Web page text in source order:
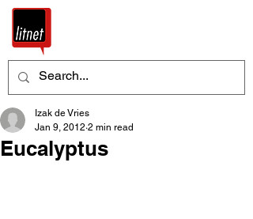
Eucalyptus
Izak de Vries
Jan 9, 2012 2 min read